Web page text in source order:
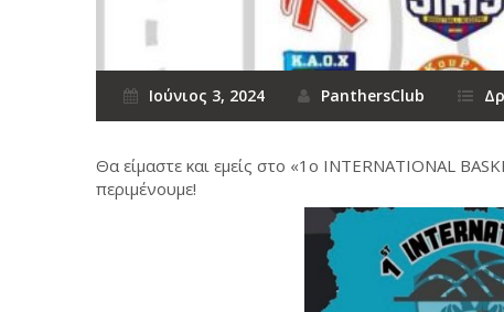
Ιούνιος 3, 2024 PanthersClub
Θα είμαστε και εμείς στο «1ο INTERNATIONAL
περιμένουμε!